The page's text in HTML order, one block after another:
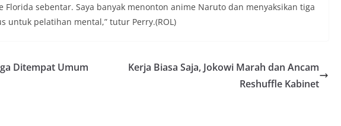
Florida sebentar. Saya banyak menonton anime Naruto dan menyaksikan tiga
untuk pelatihan mental,” tutur Perry.(ROL)
Ditempat Umum
Kerja Biasa Saja, Jokowi Marah dan Ancam
Reshuffle Kabinet